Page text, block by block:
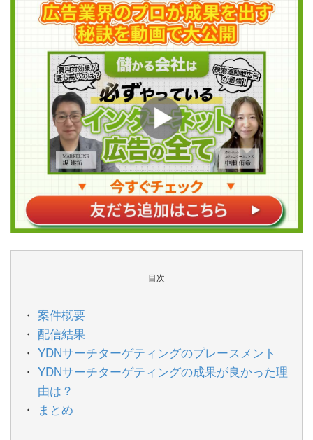
目次
案件概要
配信結果
YDNサーチターゲティングのプレースメント
YDNサーチターゲティングの成果が良かった理
由は？
まとめ